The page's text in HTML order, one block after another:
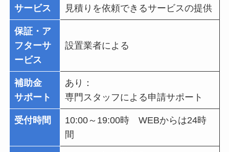
サービス
見積りを依頼できるサービスの提供
保証・ア
フターサ
ービス
設置業者による
補助金
サポート
あり：
専門スタッフによる申請サポート
受付時間
10:00～19:00時 WEBからは24時
間